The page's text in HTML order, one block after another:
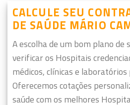
CALCULE SEU
DE SAÚDE MÁRIO
A escolha de um bom plano de
verificar os Hospitais
médicos, clínicas e
Oferecemos cotações
saúde com os melhores